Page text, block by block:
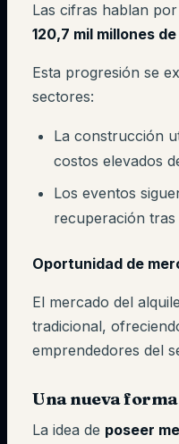
Las cifras hablan
120,7 mil millones
Esta progresión se
sectores:
La construcción
costos elevados
Los eventos
recuperación tras
Oportunidad de
El mercado del
tradicional,
emprendedores del
Una nueva
La idea de poseer